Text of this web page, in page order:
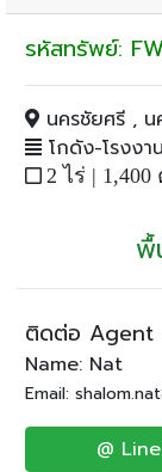
รหัสทรัพย์:
นครชัยศรี , น
โกดัง-โรงงาน
2 ไร่ | 1,400
พื้
ติดต่อ Agent
Name: Nat
Email:
@